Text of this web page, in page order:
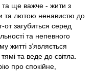
та ще важче - жити з
та лютою ненавистю до
от загубиться серед
та непевного
житті з’являється
та веде до світла.
про спокійне,